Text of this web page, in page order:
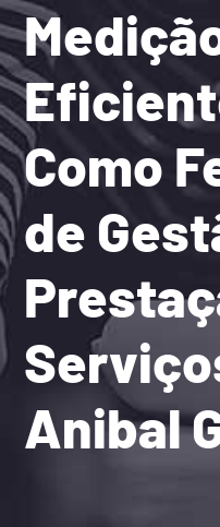
Como
de
Anibal